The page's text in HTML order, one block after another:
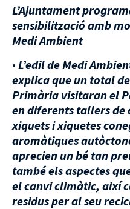
L’Ajuntament
sensibilització amb
Medi Ambient
• L’edil de Medi
explica que un total
Primària visitaran el
en diferents tallers de
xiquets i xiquetes
aromàtiques
aprecien un bé tan
també els aspectes
el canvi climàtic, així
residus per al seu